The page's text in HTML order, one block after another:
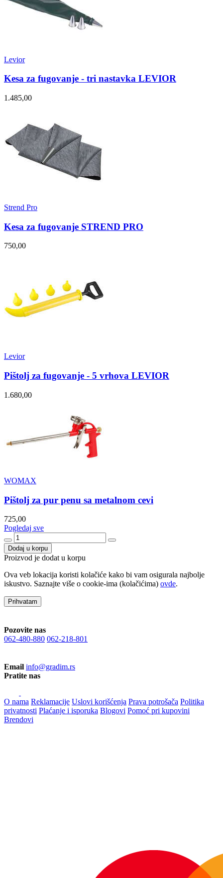
Levior
Kesa za fugovanje - tri nastavka LEVIOR
1.485,00
Strend Pro
Kesa za fugovanje STREND PRO
750,00
Levior
Pištolj za fugovanje - 5 vrhova LEVIOR
1.680,00
WOMAX
Pištolj za pur penu sa metalnom cevi
725,00
Pogledaj sve
Dodaj u korpu
Proizvod je dodat u korpu
Ova veb lokacija koristi kolačiće kako bi vam osigurala najbolje
iskustvo. Saznajte više o cookie-ima (kolačićima) ovde.
Prihvatam
Pozovite nas
062-480-880 062-218-801
Email info@gradim.rs
Pratite nas
O nama Reklamacije Uslovi korišćenja Prava potrošača Politika
privatnosti Plaćanje i isporuka Blogovi Pomoć pri kupovini
Brendovi